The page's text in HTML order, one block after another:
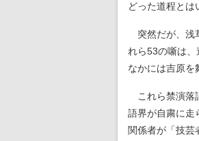
どった道程とは
突然だが、浅
れら53の噺は
なかには吉原を
これら禁演落
語界が自粛に走
関係者が「技芸